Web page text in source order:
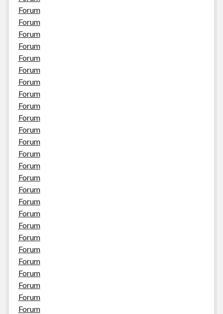
Forum
Forum
Forum
Forum
Forum
Forum
Forum
Forum
Forum
Forum
Forum
Forum
Forum
Forum
Forum
Forum
Forum
Forum
Forum
Forum
Forum
Forum
Forum
Forum
Forum
Forum